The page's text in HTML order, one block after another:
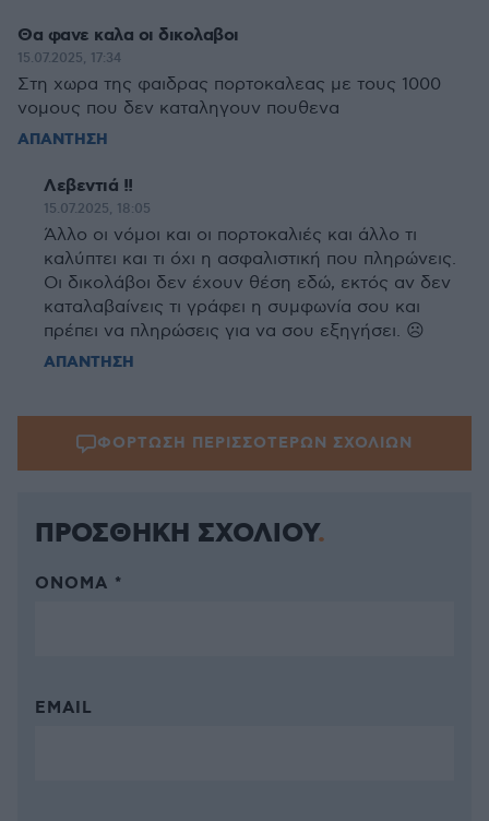
Θα φανε καλα οι δικολαβοι
15.07.2025, 17:34
Στη χωρα της φαιδρας πορτοκαλεας με τους 1000
νομους που δεν καταληγουν πουθενα
ΑΠΑΝΤΗΣΗ
Λεβεντιά !!
15.07.2025, 18:05
Άλλο οι νόμοι και οι πορτοκαλιές και άλλο τι
καλύπτει και τι όχι η ασφαλιστική που πληρώνεις.
Οι δικολάβοι δεν έχουν θέση εδώ, εκτός αν δεν
καταλαβαίνεις τι γράφει η συμφωνία σου και
πρέπει να πληρώσεις για να σου εξηγήσει. ☹️
ΑΠΑΝΤΗΣΗ
ΦΟΡΤΩΣΗ ΠΕΡΙΣΣΟΤΕΡΩΝ ΣΧΟΛΙΩΝ
ΠΡΟΣΘΗΚΗ ΣΧΟΛΙΟΥ
ΌΝΟΜΑ *
EMAIL